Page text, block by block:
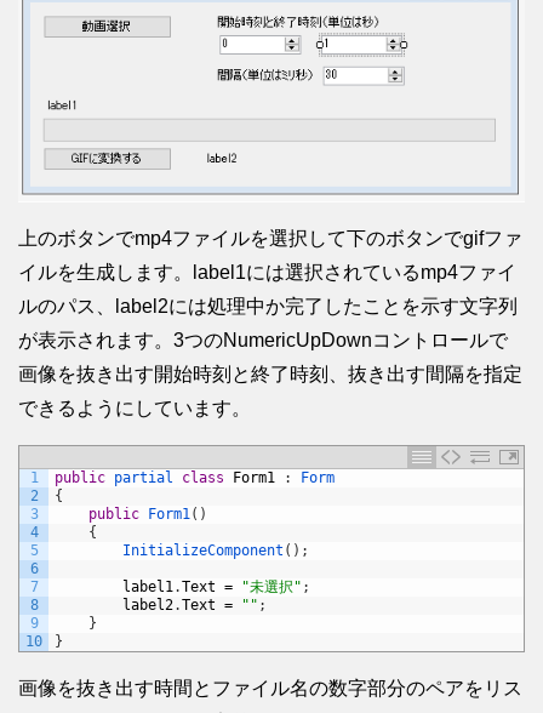
上のボタンでmp4ファイルを選択して下のボタンでgifファ
イルを生成します。label1には選択されているmp4ファイ
ルのパス、label2には処理中か完了したことを示す文字列
が表示されます。3つのNumericUpDownコントロールで
画像を抜き出す開始時刻と終了時刻、抜き出す間隔を指定
できるようにしています。
1
2
3
4
5
6
7
8
9
10
public partial class Form1 :
Form
{
public
Form1( )
{
InitializeComponent ( ) ;
label1.Text = "未選択" ;
label2.Text = "" ;
}
}
画像を抜き出す時間とファイル名の数字部分のペアをリス